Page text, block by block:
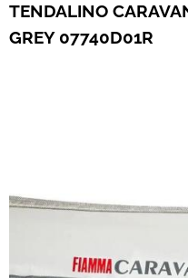
Articoli
TENDALINO
GREY 07740D01R